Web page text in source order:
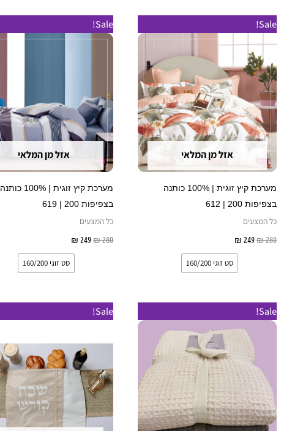
Sale!
אזל מן המלאי
מערכת קיץ זוגית | 100% כותנה
בצפיפות 200 | 612
כל המצעים
₪280
המקורי
היה:
₪ 280.
₪ 249
הנוכחי
הוא:
יש
מספר
סוגים.
ניתן
לבחור
האפשרויות
סט זוגי 160/200
Sale!
אזל מן המלאי
מערכת קיץ זוגית | 100% כותנה
בצפיפות 200 | 619
כל המצעים
₪280
המקורי
היה:
₪ 249
הנוכחי
הוא:
סט זוגי 160/200
Sale!
זה
מספר
סוגים.
ניתן
לבחור
Sale!